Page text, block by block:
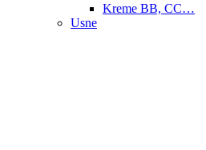
Kreme BB, CC…
Usne